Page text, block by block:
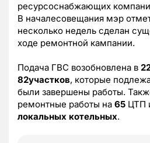
ресурсоснабжающих
В началесовещания мэр
несколько недель сделан
ходе ремонтной кампании.
Подача ГВС возобновлена в
82участков, которые
были завершены работы.
ремонтные работы на 65 ЦТП
локальных котельных.